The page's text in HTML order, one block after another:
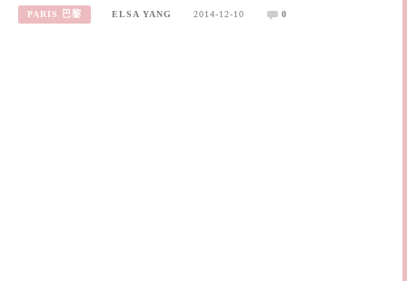
PARIS 巴黎 ELSA YANG 2014-12-10 0